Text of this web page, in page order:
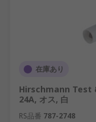
在庫あり
Hirschmann Test
24A, オス, 白
RS品番 787-2748